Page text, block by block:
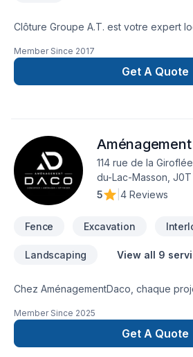
Clôture Groupe A.T. est votre expert
expérience, innovation et rigueur.
vos projets tout en respectant vos
et vos aspirations.
Member Since 2017
Get A Quote
114 rue de la
du-Lac-Masson, J0T
5
4 Reviews
Fence Excavation
Landscaping View all 9
Chez AménagementDaco, chaque
paysager, Excavation, Horticulture,
Pavé uni, Paysagement, Piscine,
l'occasion de démontrer notre
Member Since 2025
Get A Quote